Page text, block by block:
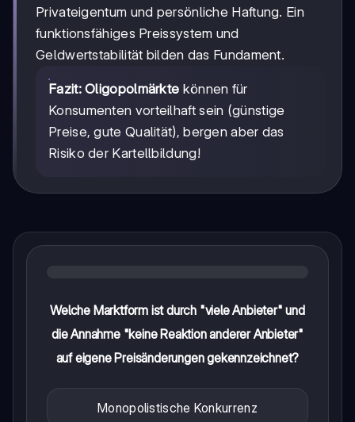
Privateigentum und persönliche Haftung. Ein
funktionsfähiges Preissystem und
Geldwertstabilität bilden das Fundament.
Fazit: Oligopolmärkte können für
Konsumenten vorteilhaft sein (günstige
Preise, gute Qualität), bergen aber das
Risiko der Kartellbildung!
Welche Marktform ist durch "viele Anbieter" und
die Annahme "keine Reaktion anderer Anbieter"
auf eigene Preisänderungen gekennzeichnet?
Monopolistische Konkurrenz